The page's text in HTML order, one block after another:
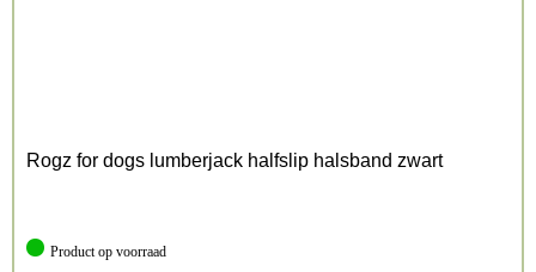
Rogz for dogs lumberjack halfslip halsband zwart
Product op voorraad